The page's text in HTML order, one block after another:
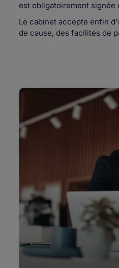
est obligatoirement signée
Le cabinet accepte enfin
de cause, des facilités de